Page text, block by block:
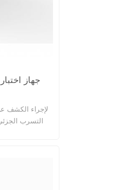
جهاز
التسرب